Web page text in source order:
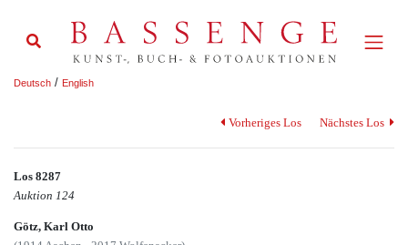
Deutsch / English
Vorheriges Los Nächstes Los
Los 8287
Auktion 124
Götz, Karl Otto